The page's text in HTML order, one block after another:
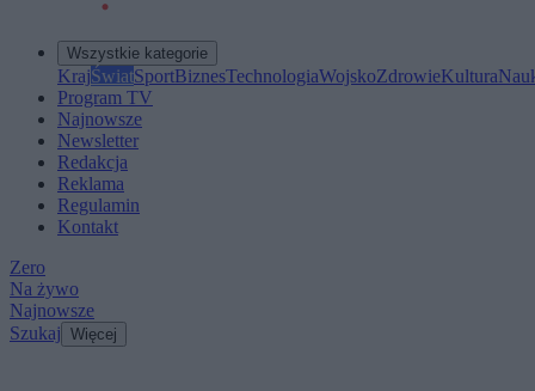
Wszystkie kategorie
KrajŚwiatSportBiznesTechnologiaWojskoZdrowieKultura
Program TV
Najnowsze
Newsletter
Redakcja
Reklama
Regulamin
Kontakt
Zero
Na żywo
Najnowsze
Szukaj Więcej